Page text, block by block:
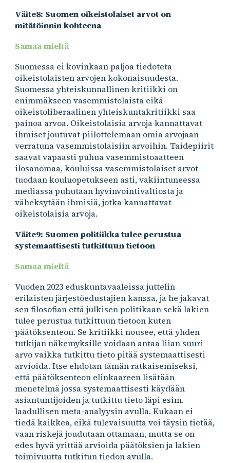
Väite8: Suomen oikeistolaiset arvot on
mitätöinnin kohteena
Samaa mieltä
Suomessa ei kovinkaan paljoa tiedoteta
oikeistolaisten arvojen kokonaisuudesta.
Suomessa yhteiskunnallinen kritiikki on
enimmäkseen vasemmistolaista eikä
oikeistoliberaalinen yhteiskuntakritiikki saa
painoa arvoa. Oikeistolaisia arvoja kannattavat
ihmiset joutuvat piilottelemaan omia arvojaan
verratuna vasemmistolaisiin arvoihin. Taidepiirit
saavat vapaasti puhua vasemmistoaatteen
ilosanomaa, kouluissa vasemmistolaiset arvot
tuodaan kouluopetukseen asti, vakiintuneessa
mediassa puhutaan hyvinvointivaltiosta ja
väheksytään ihmisiä, jotka kannattavat
oikeistolaisia arvoja.
Väite9: Suomen politiikka tulee perustua
systemaattisesti tutkittuun tietoon
Samaa mieltä
Vuoden 2023 eduskuntavaaleissa juttelin
erilaisten järjestöedustajien kanssa, ja he jakavat
sen filosofian että julkisen politikaan sekä lakien
tulee perustua tutkittuun tietoon kuten
päätöksenteon. Se kritiikki nousee, että yhden
tutkijan näkemyksille voidaan antaa liian suuri
arvo vaikka tutkittu tieto pitää systemaattisesti
arvioida. Itse ehdotan tämän ratkaisemiseksi,
että päätöksenteon elinkaareen lisätään
menetelmä jossa systemaattisesti käydään
asiantuntijoiden ja tutkittu tieto läpi esim.
laadullisen meta-analyysin avulla. Kukaan ei
tiedä kaikkea, eikä tulevaisuutta voi täysin tietää,
vaan riskejä joudutaan ottamaan, mutta se on
edes hyvä yrittää arvioida päätöksien ja lakien
toimivuutta tutkitun tiedon avulla.